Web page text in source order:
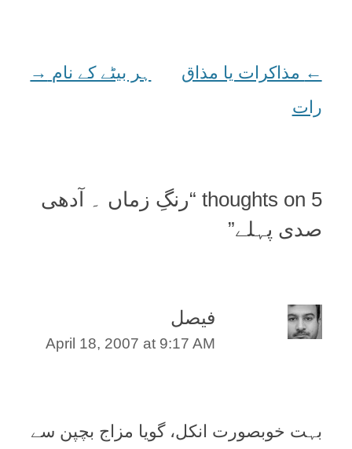
Post
navigation
← مذاکرات یا مذاق
رات
ہر بيٹے کے نام →
5 thoughts on “
رنگِ زماں ۔ آدھی
صدی پہلے”
فیصل
April 18, 2007 at 9:17 AM
بہت خوبصورت انکل، گویا مزاج بچپن سے